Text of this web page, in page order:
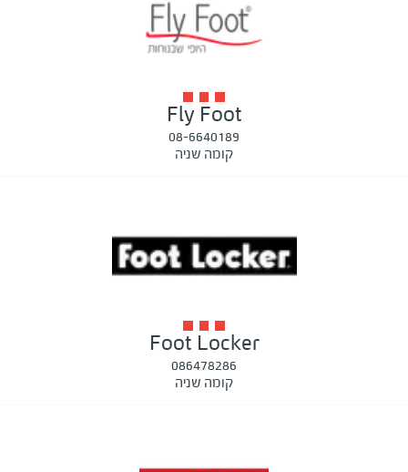
Fly Foot
08-6640189
קומה שניה
Foot Locker
086478286
קומה שניה